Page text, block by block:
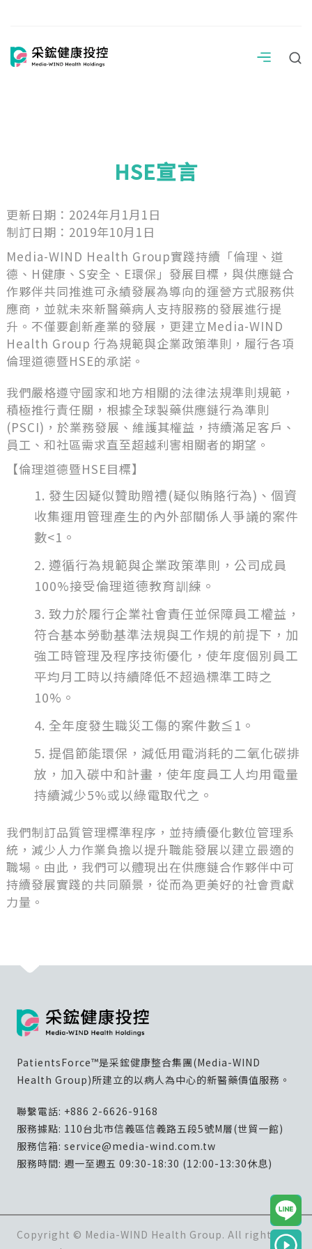
HSE宣言
更新日期：2024年月1月1日
制訂日期：2019年10月1日
Media-WIND Health Group實踐持續「倫理、道
德、H健康、S安全、E環保」發展目標，與供應鏈合
作夥伴共同推進可永績發展為導向的運營方式服務供
應商，並就未來新醫藥病人支持服務的發展進行提
升。不僅要創新產業的發展，更建立Media-WIND
Health Group 行為規範與企業政策準則，履行各項
倫理道德暨HSE的承諾。
我們嚴格遵守國家和地方相關的法律法規準則規範，
積極推行責任關，根據全球製藥供應鏈行為準則
(PSCI)，於業務發展、維護其權益，持續滿足客戶、
員工、和社區需求直至超越利害相關者的期望。
【倫理道德暨HSE目標】
發生因疑似贊助贈禮(疑似賄賂行為)、個資
收集運用管理產生的內外部關係人爭議的案件
數<1。
遵循行為規範與企業政策準則，公司成員
100%接受倫理道德教育訓練。
致力於履行企業社會責任並保障員工權益，
符合基本勞動基準法規與工作規的前提下，加
強工時管理及程序技術優化，使年度個別員工
平均月工時以持續降低不超過標準工時之
10%。
全年度發生職災工傷的案件數≦1。
提倡節能環保，減低用電消耗的二氧化碳排
放，加入碳中和計畫，使年度員工人均用電量
持續減少5%或以綠電取代之。
我們制訂品質管理標準程序，並持續優化數位管理系
統，減少人力作業負擔以提升職能發展以建立最適的
職場。由此，我們可以體現出在供應鏈合作夥伴中可
持續發展實踐的共同願景，從而為更美好的社會貢獻
力量。
PatientsForce™是采鋐健康整合集團(Media-WIND
Health Group)所建立的以病人為中心的新醫藥價值服務。
聯繫電話: +886 2-6626-9168
服務據點: 110台北市信義區信義路五段5號M層(世貿一館)
服務信箱: service@media-wind.com.tw
服務時間: 週一至週五 09:30-18:30 (12:00-13:30休息)
Copyright © Media-WIND Health Group. All rights